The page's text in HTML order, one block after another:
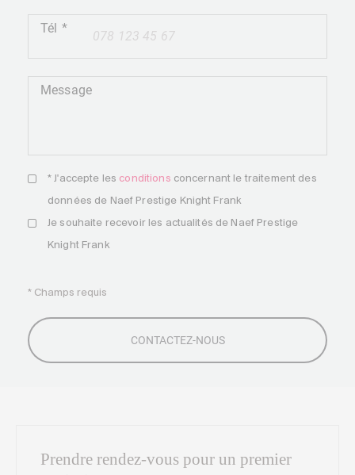
+41
Tél
Message
* J'accepte les conditions concernant le traitement des
données de Naef Prestige Knight Frank
Je souhaite recevoir les actualités de Naef Prestige
Knight Frank
* Champs requis
Prendre rendez-vous pour un premier